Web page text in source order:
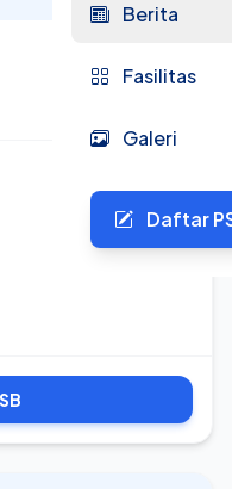
Berita
Fasilitas
Galeri
Daftar